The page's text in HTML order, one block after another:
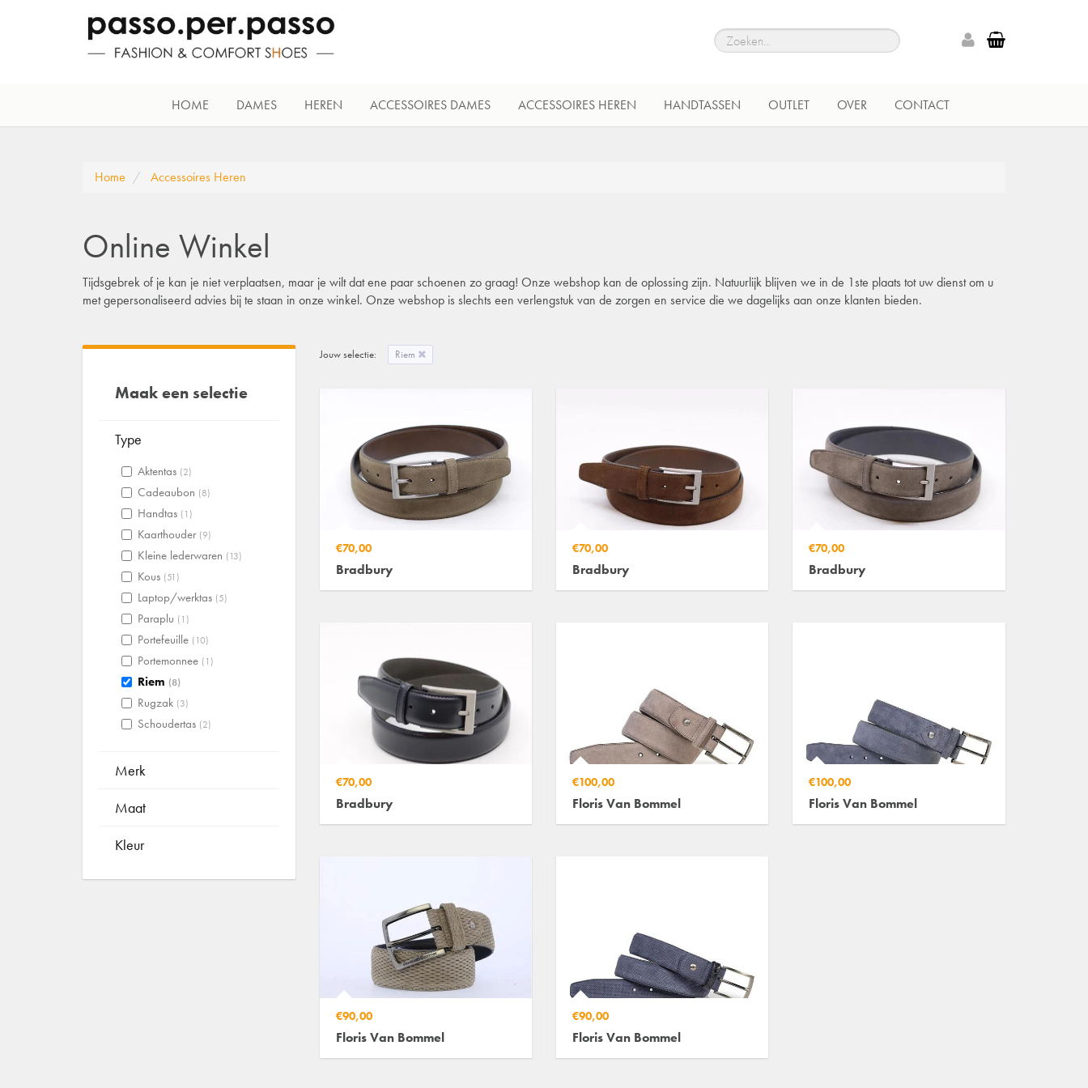
HOME DAMES HEREN ACCESSOIRES DAMES ACCESSOIRES HEREN HANDTASSEN OUTLET OVER CONTACT
Home Accessoires Heren
Online Winkel
Tijdsgebrek of je kan je niet verplaatsen, maar je wilt dat ene paar schoenen zo graag! Onze webshop kan de oplossing zijn. Natuurlijk blijven we in de 1ste plaats tot uw dienst om u
met gepersonaliseerd advies bij te staan in onze winkel. Onze webshop is slechts een verlengstuk van de zorgen en service die we dagelijks aan onze klanten bieden.
Jouw selectie: Riem
€70,00
Bradbury
€70,00
Bradbury
€70,00
Bradbury
€70,00
Bradbury
€100,00
Floris Van Bommel
€100,00
Floris Van Bommel
€90,00
Floris Van Bommel
€90,00
Floris Van Bommel
Maak een selectie
Type
Aktentas (2)
Cadeaubon (8)
Handtas (1)
Kaarthouder (9)
Kleine lederwaren (13)
Kous (51)
Laptop/werktas (5)
Paraplu (1)
Portefeuille (10)
Portemonnee (1)
Riem (8)
Rugzak (3)
Schoudertas (2)
Merk
Maat
Kleur